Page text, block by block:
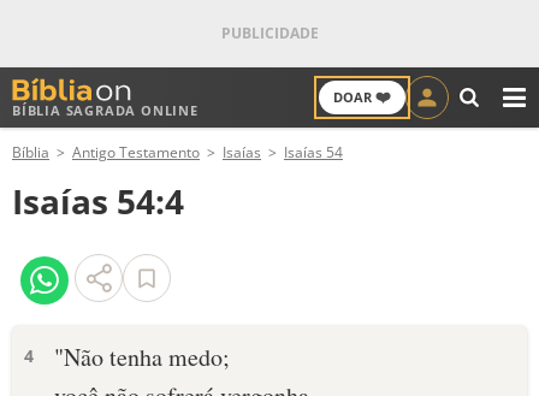
BÍBLIA SAGRADA ONLINE
DOAR ❤️
ANTIGO TESTAMENTO
NOVO TESTAMENTO
VERSÍCULOS
Bíblia Antigo Testamento Isaías Isaías 54
Isaías 54:4
4
"Não tenha medo;